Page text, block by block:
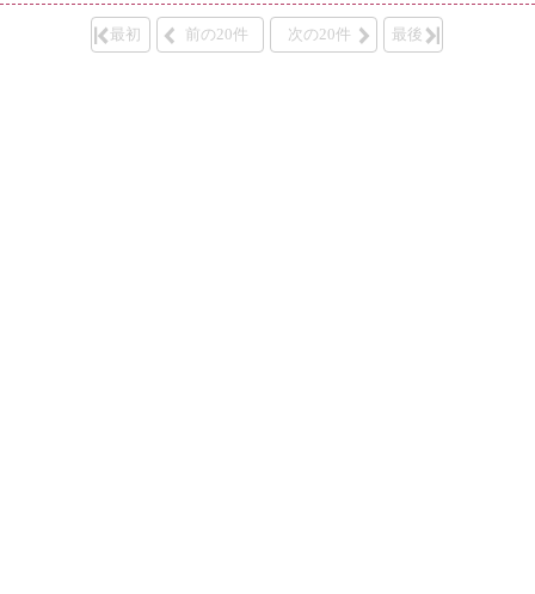
最初 前の20件 次の20件 最後